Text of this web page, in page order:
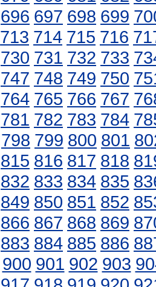
696 697 698 699
713 714 715 716
730 731 732 733
747 748 749 750
764 765 766 767
781 782 783 784
798 799 800 801
815 816 817 818
832 833 834 835
849 850 851 852
866 867 868 869
883 884 885 886
900 901 902 903